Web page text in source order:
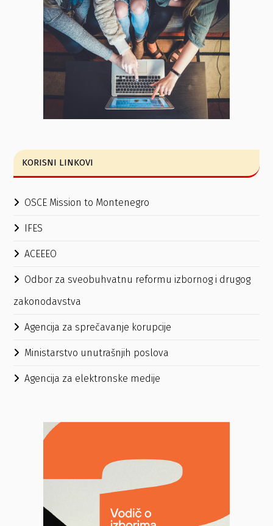
KORISNI LINKOVI
OSCE Mission to Montenegro
IFES
ACEEEO
Odbor za sveobuhvatnu reformu izbornog i drugog
zakonodavstva
Agencija za sprečavanje korupcije
Ministarstvo unutrašnjih poslova
Agencija za elektronske medije